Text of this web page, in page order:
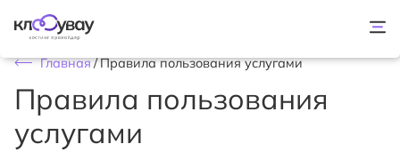
Главная/Правила пользования услугами
Правила пользования
услугами